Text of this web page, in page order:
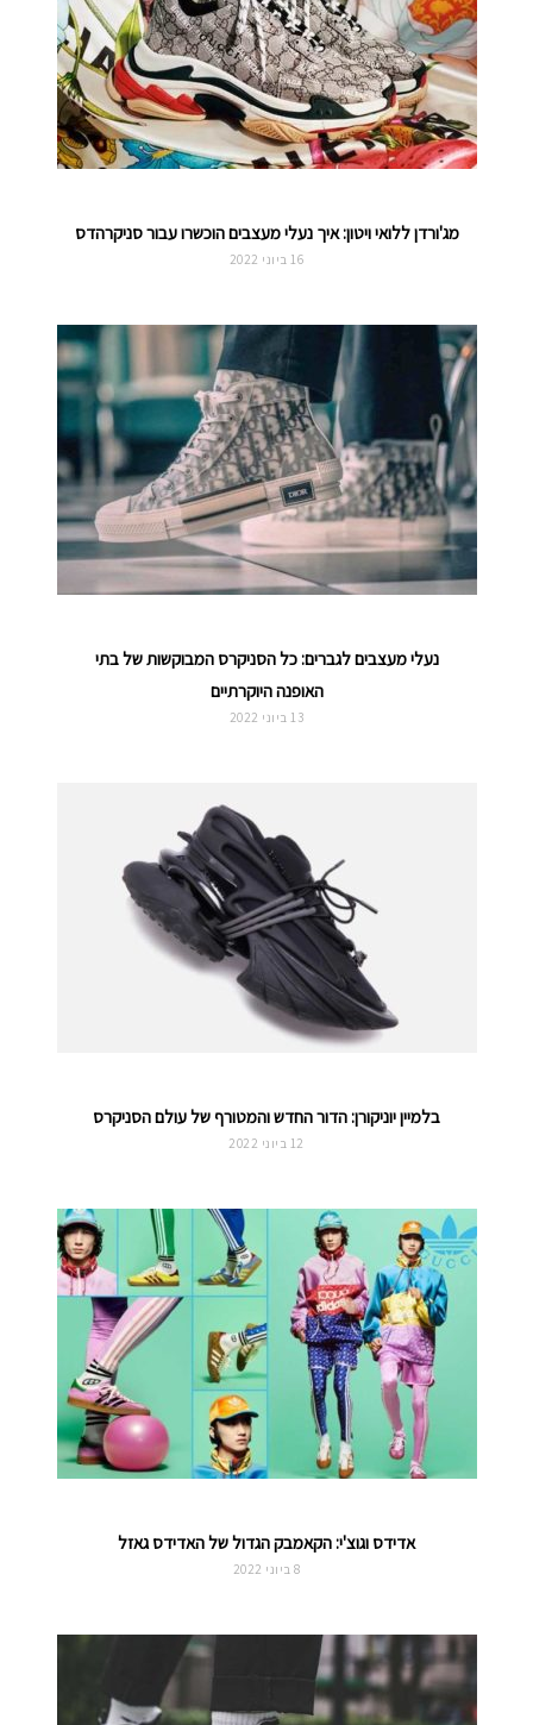
מג'ורדן ללואי ויטון: איך נעלי מעצבים הוכשרו עבור סניקרהדס
16 ביוני 2022
נעלי מעצבים לגברים: כל הסניקרס המבוקשות של בתי
האופנה היוקרתיים
13 ביוני 2022
בלמיין יוניקורן: הדור החדש והמטורף של עולם הסניקרס
12 ביוני 2022
אדידס וגוצ'י: הקאמבק הגדול של האדידס גאזל
8 ביוני 2022